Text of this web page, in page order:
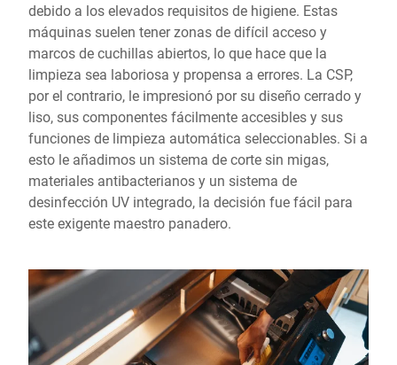
debido a los elevados requisitos de higiene. Estas
máquinas suelen tener zonas de difícil acceso y
marcos de cuchillas abiertos, lo que hace que la
limpieza sea laboriosa y propensa a errores. La CSP,
por el contrario, le impresionó por su diseño cerrado y
liso, sus componentes fácilmente accesibles y sus
funciones de limpieza automática seleccionables. Si a
esto le añadimos un sistema de corte sin migas,
materiales antibacterianos y un sistema de
desinfección UV integrado, la decisión fue fácil para
este exigente maestro panadero.